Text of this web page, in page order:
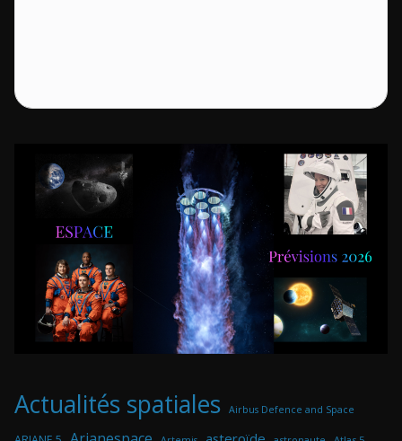
Actualités spatiales Airbus Defence and Space